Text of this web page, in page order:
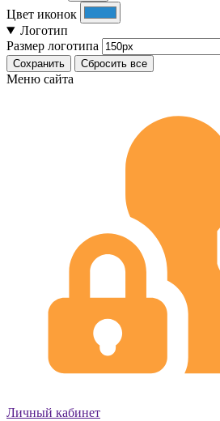
Цвет иконок
Логотип
Размер логотипа
Сохранить Сбросить все
Меню сайта
Личный кабинет